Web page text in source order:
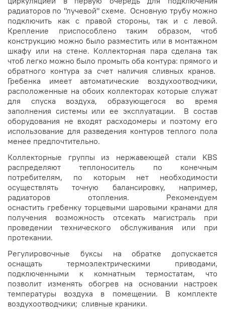
радиаторов по "лучевой" схеме. Основную трубу можно
подключить как с правой стороны, так и с левой.
Крепление приспособлено таким образом, чтоб
конструкцию можно было разместить или в монтажном
шкафу или на стене. Коллекторная пара сделана так
чтоб легко можно было промыть оба контура: прямого и
обратного контура за счет наличия сливных кранов.
Гребенка имеет автоматические воздухоотводчики,
расположенные на обоих коллекторах которые служат
для спуска воздуха, образующегося во время
заполнения системы или ее эксплуатации. В состав
оборудования не входят расходомеры и поэтому его
использование для разведения контуров теплого пола
менее предпочтительно.
Коллекторные группы из нержавеющей стали KBS
распределяют теплоноситель по конечным
потребителям, по которым нет необходимости
осуществлять точную балансировку, например,
радиаторов отопления. Рекомендуем
оснастить гребенку торцевыми шаровыми кранами для
получения возможность отсекать магистраль при
проведении технического обслуживания или при
протекании.
Регулировочные буксы на обратке допускается
оснащать термоэлектрическими приводами,
подключенными к комнатным термостатам, что
позволит изменять обогрев на основании настроек
температуры воздуха в помещении. В комплекте
воздухоотводчики; сливные краники.